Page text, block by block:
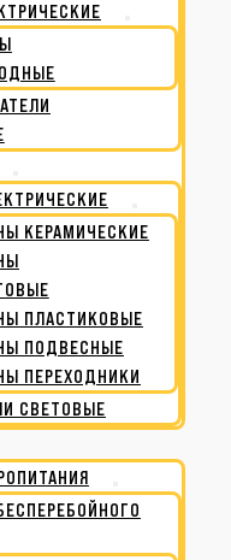
КЕРАМИЧЕСКИЕ
ПЛАСТИКОВЫЕ
ПОДВЕСНЫЕ
ПЕРЕХОДНИКИ
СВЕТОВЫЕ